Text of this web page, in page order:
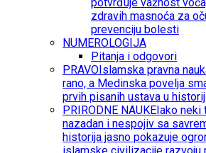
zdravih masnoća za
prevenciju bolesti
NUMEROLOGIJA
Pitanja i odgovori
PRAVOIslamska pravna
rano, a Medinska povelja
prvih pisanih ustava u
PRIRODNE NAUKEIako neki
nazadan i nespojiv sa
historija jasno pokazuje